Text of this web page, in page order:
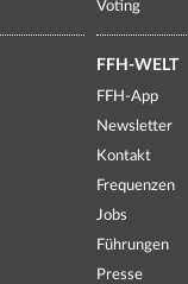
Voting
FFH-WELT
FFH-App
Newsletter
Kontakt
Frequenzen
Jobs
Führungen
Presse